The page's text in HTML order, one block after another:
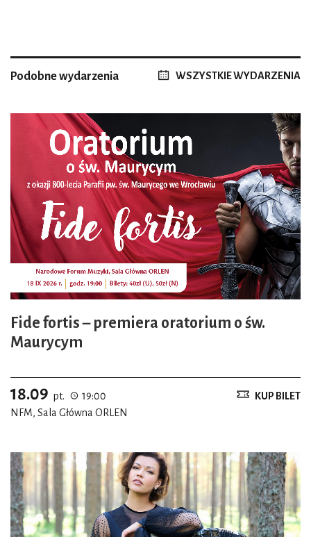
Podobne wydarzenia WSZYSTKIE WYDARZENIA
Fide fortis – premiera oratorium o św.
Maurycym
18.09 pt.
19:00
NFM, Sala Główna ORLEN
KUP BILET